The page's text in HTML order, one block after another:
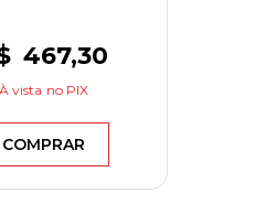
467,30
À vista no PIX
COMPRAR